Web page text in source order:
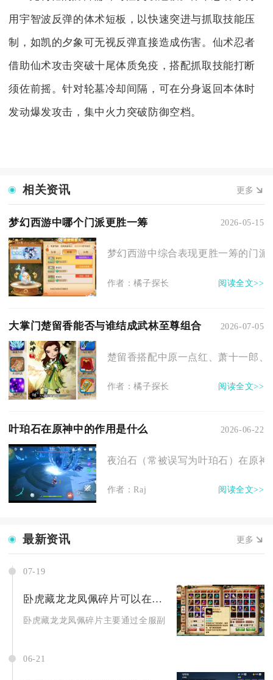
用宇智波反弹的体术短板，以快速突进与抓取技能压
制，如凯的夕象可无视反弹直接造成伤害。仙术忍者
借助仙术攻击突破十尾体质免疫，搭配抓取技能打断
须佐前摇。针对轮墓冷却间隔，可在分身返回本体时
发动爆发攻击，集中火力突破防御空档。
相关资讯 更多
梦幻西游中哪个门派更胜一筹 2026-05-15
梦幻西游中综合表现更胜一筹的门
作者：橘子探长 阅读全文>>
大掌门楚留香能否与谁结成武林至尊组合 2026-07-05
楚留香搭配中原一点红、萧十一郎
作者：橘子探长 阅读全文>>
叶珀石在原神中的作用是什么 2026-06-22
夜泊石（常被误写为叶珀石）在原
作者：Raj 阅读全文>>
最新资讯 更多
07-19
卧虎藏龙龙凤佩碎片可以在哪里找到
卧虎藏龙龙凤佩碎片主要通过全服副本、活动副本、限时兑换
06-21